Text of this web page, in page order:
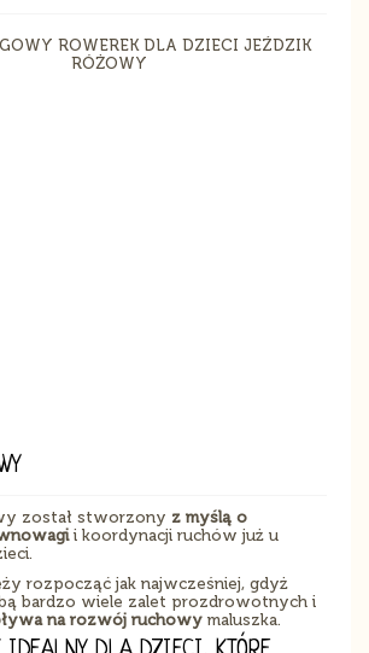
został stworzony z myślą o
i koordynacji ruchów już u
rozpocząć jak najwcześniej, gdyż
bardzo wiele zalet prozdrowotnych i
na rozwój ruchowy maluszka.